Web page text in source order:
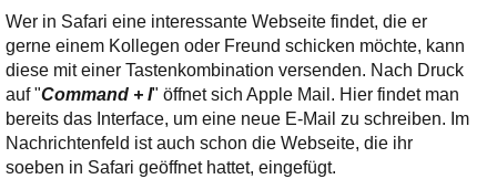
Wer in Safari eine interessante Webseite findet, die er
gerne einem Kollegen oder Freund schicken möchte, kann
diese mit einer Tastenkombination versenden. Nach Druck
auf "Command + I" öffnet sich Apple Mail. Hier findet man
bereits das Interface, um eine neue E-Mail zu schreiben. Im
Nachrichtenfeld ist auch schon die Webseite, die ihr
soeben in Safari geöffnet hattet, eingefügt.
Wie z.B. Outlook,
GMail, Thunderbird
oder auch
KuNoMail, usw.
Ihre E-Mail
Adresse: